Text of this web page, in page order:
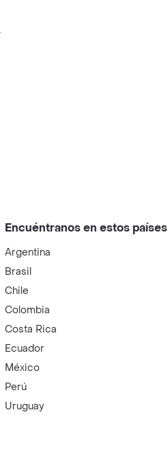
Encuéntranos en estos países
Argentina
Brasil
Chile
Colombia
Costa Rica
Ecuador
México
Perú
Uruguay